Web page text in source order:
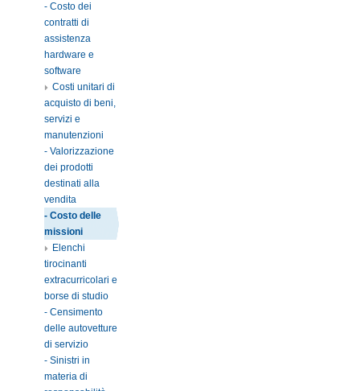
- Costo dei
contratti di
assistenza
hardware e
software
Costi unitari di
acquisto di beni,
servizi e
manutenzioni
- Valorizzazione
dei prodotti
destinati alla
vendita
- Costo delle
missioni
Elenchi
tirocinanti
extracurricolari e
borse di studio
- Censimento
delle autovetture
di servizio
- Sinistri in
materia di